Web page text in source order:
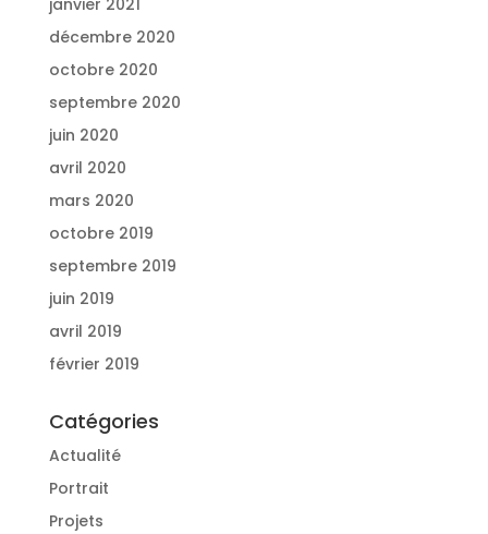
janvier 2021
décembre 2020
octobre 2020
septembre 2020
juin 2020
avril 2020
mars 2020
octobre 2019
septembre 2019
juin 2019
avril 2019
février 2019
Catégories
Actualité
Portrait
Projets